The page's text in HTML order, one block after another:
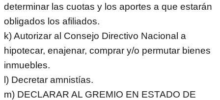
determinar las cuotas y los aportes a que estarán
obligados los afiliados.
k) Autorizar al Consejo Directivo Nacional a
hipotecar, enajenar, comprar y/o permutar bienes
inmuebles.
l) Decretar amnistías.
m) DECLARAR AL GREMIO EN ESTADO DE